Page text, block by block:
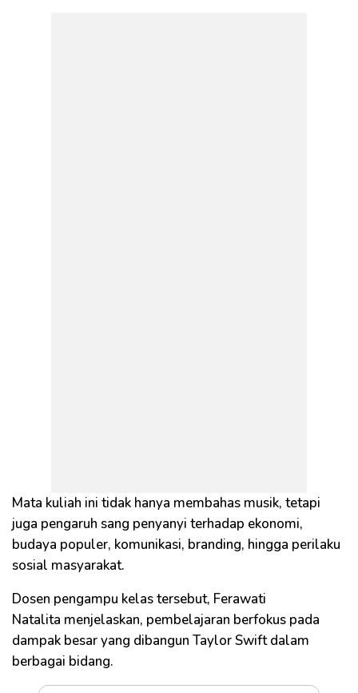
Mata kuliah ini tidak hanya membahas musik, tetapi
juga pengaruh sang penyanyi terhadap ekonomi,
budaya populer, komunikasi, branding, hingga perilaku
sosial masyarakat.
Dosen pengampu kelas tersebut, Ferawati
Natalita menjelaskan, pembelajaran berfokus pada
dampak besar yang dibangun Taylor Swift dalam
berbagai bidang.